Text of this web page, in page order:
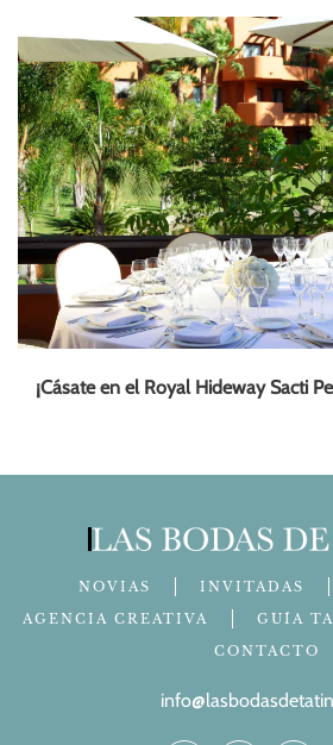
¡Cásate en el Royal Hideway Sacti
NOVIAS INVITADAS
AGENCIA CREATIVA
GUÍA
CONTACTO